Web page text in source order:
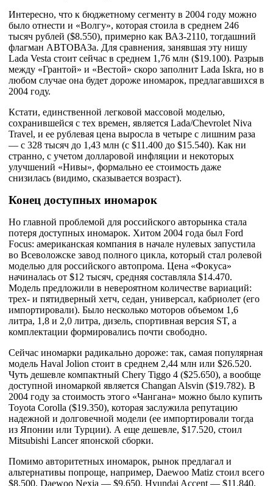
Интересно, что к бюджетному сегменту в 2004 году можно
было отнести и «Волгу», которая стоила в среднем 246
тысяч рублей ($8.550), примерно как ВАЗ-2110, тогдашний
флагман АВТОВАЗа. Для сравнения, занявшая эту нишу
Lada Vesta стоит сейчас в среднем 1,76 млн ($19.100). Разрыв
между «Грантой» и «Вестой» скоро заполнит Lada Iskra, но в
любом случае она будет дороже иномарок, предлагавшихся в
2004 году.
Кстати, единственной легковой массовой моделью,
сохранившейся с тех времен, является Lada/Chevrolet Niva
Travel, и ее рублевая цена выросла в четыре с лишним раза
— с 328 тысяч до 1,43 млн (с $11.400 до $15.540). Как ни
странно, с учетом долларовой инфляции и некоторых
улучшений «Нивы», формально ее стоимость даже
снизилась (видимо, сказывается возраст).
Конец доступных иномарок
Но главной проблемой для российского авторынка стала
потеря доступных иномарок. Хитом 2004 года был Ford
Focus: американская компания в начале нулевых запустила
во Всеволожске завод полного цикла, который стал ролевой
моделью для российского автопрома. Цена «Фокуса»
начиналась от $12 тысяч, средняя составляла $14.470.
Модель предложили в невероятном количестве вариаций:
трех- и пятидверный хетч, седан, универсал, кабриолет (его
импортировали). Было несколько моторов объемом 1,6
литра, 1,8 и 2,0 литра, дизель, спортивная версия ST, а
комплектации формировались почти свободно.
Сейчас иномарки радикально дороже: так, самая популярная
модель Haval Jolion стоит в среднем 2,44 млн или $26.520.
Чуть дешевле компактный Chery Tiggo 4 ($25.650), а вообще
доступной иномаркой является Changan Alsvin ($19.782). В
2004 году за стоимость этого «Чангана» можно было купить
Toyota Corolla ($19.350), которая заслужила репутацию
надежной и долговечной модели (ее импортировали тогда
из Японии или Турции). А еще дешевле, $17.520, стоил
Mitsubishi Lancer японской сборки.
Помимо авторитетных иномарок, рынок предлагал и
альтернативы попроще, например, Daewoo Matiz стоил всего
$8.500, Daewoo Nexia — $9.650, Hyundai Accent — $11.840,